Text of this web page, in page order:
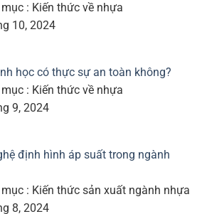
: Kiến thức về nhựa
10, 2024
học có thực sự an toàn không?
: Kiến thức về nhựa
9, 2024
định hình áp suất trong ngành
mục : Kiến thức sản xuất ngành nhựa
8, 2024